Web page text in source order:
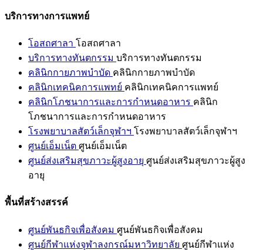
บริการทางการแพทย์
โอสถศาลา โอสถศาลา
บริการทางทันตกรรม บริการทางทันตกรรม
คลินิกกายภาพบำบัด คลินิกกายภาพบำบัด
คลินิกเทคนิคการแพทย์ คลินิกเทคนิคการแพทย์
คลินิกโภชนาการและการกำหนดอาหาร คลินิก
โภชนาการและการกำหนดอาหาร
โรงพยาบาลสัตว์เล็กจุฬาฯ โรงพยาบาลสัตว์เล็กจุฬาฯ
ศูนย์เอ็มเน็ต ศูนย์เอ็มเน็ต
ศูนย์ส่งเสริมสุขภาวะผู้สูงอายุ ศูนย์ส่งเสริมสุขภาวะผู้สูง
อายุ
พื้นที่สร้างสรรค์
ศูนย์พันธกิจเพื่อสังคม ศูนย์พันธกิจเพื่อสังคม
ศูนย์กีฬาแห่งจุฬาลงกรณ์มหาวิทยาลัย ศูนย์กีฬาแห่ง